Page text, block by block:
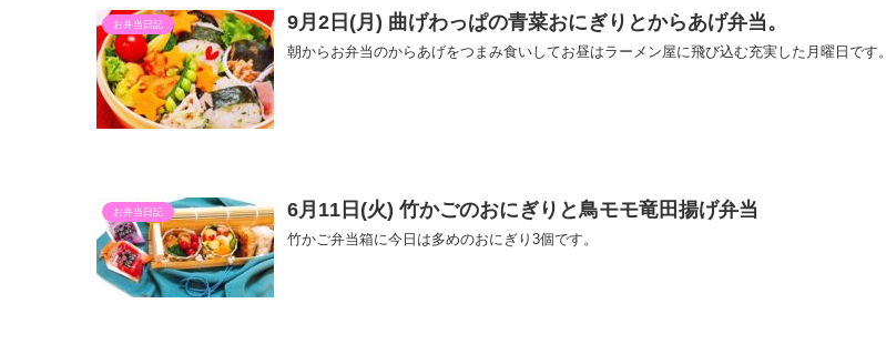
お弁当日記 9月2日(月) 曲げわっぱの青菜おにぎりとからあげ弁当。
朝からお弁当のからあげをつまみ食いしてお昼はラーメン屋に飛び込む充実した月曜日です。
お弁当日記 6月11日(火) 竹かごのおにぎりと鳥モモ竜田揚げ弁当
竹かご弁当箱に今日は多めのおにぎり3個です。